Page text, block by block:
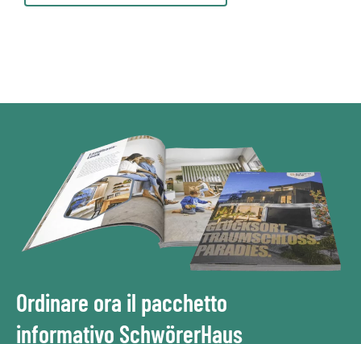
Ordinare ora il pacchetto
informativo SchwörerHaus